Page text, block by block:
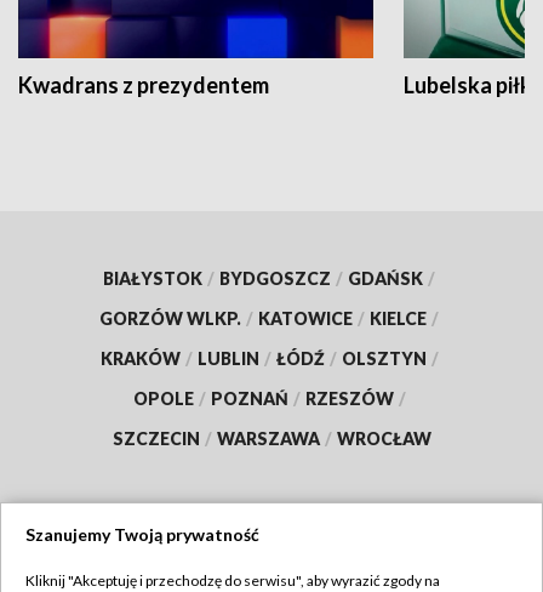
Kwadrans z prezydentem Lubelska piłka
BIAŁYSTOK / BYDGOSZCZ / GDAŃSK /
GORZÓW WLKP. / KATOWICE / KIELCE /
KRAKÓW / LUBLIN / ŁÓDŹ / OLSZTYN /
OPOLE / POZNAŃ / RZESZÓW /
SZCZECIN / WARSZAWA / WROCŁAW
Szanujemy Twoją prywatność
Kliknij "Akceptuję i przechodzę do serwisu", aby wyrazić zgody na